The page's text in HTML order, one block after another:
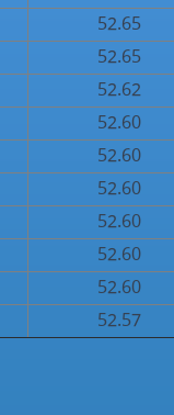
52.65
52.65
52.62
52.60
52.60
52.60
52.60
52.60
52.60
52.57